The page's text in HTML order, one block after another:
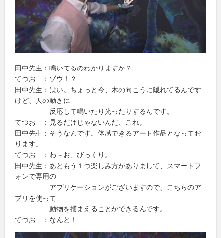
田中先生：鳴いてるのわかりますか？
てつお ：ゾウ！？
田中先生：はい。ちょっと今、木の向こうに隠れてるんです
けど、人の動きに
反応して鳴いたり光ったりするんです。
てつお ：見るだけじゃないんだ、これ。
田中先生：そうなんです。体感できるアート作品となってお
ります。
てつお ：わ～お、びっくり。
田中先生：あともう１つ楽しみ方がありまして、スマートフ
ォンで専用の
アプリケーションがございますので、こちらのア
プリを使って
動物を捕まえることができるんです。
てつお ：なんと！